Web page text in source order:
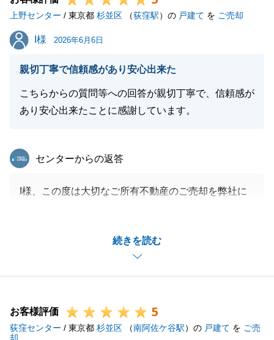
いませ。
引き続きよろしくお願いいたします。
上野センター / 東京都 杉並区 （荻窪駅）の 戸建て を ご売却
I様
I様 2026年6月6日
親切丁寧で信頼感があり安心出来た
こちらからの質問等への回答が親切丁寧で、信頼感が
あり安心出来たことに感謝しています。
続きを読む
東急リバブル
センターからの返答
I様、この度は大切なご所有不動産のご売却を弊社に
お引渡し後、Ｉ様にご対応頂く事情が発生いたしまし
たが、快くご承諾下さり、大変感謝しております。
今後、不動産に関してご不明な点等ございましたら、
また、ご友人の方やご家族等、不動産の購入、売却等
を検討されている方がいらっしゃいましたら、ご紹介
お客様評価 5
荻窪センター / 東京都 杉並区 （南阿佐ケ谷駅）の 戸建て を ご売
却